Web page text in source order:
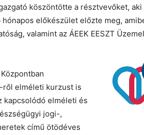
köszöntötte a résztvevőket,
előkészület előzte meg,
valamint az ÁEEK EESZT
ről elméleti kurzust is
kapcsolódó elméleti és
jogi-,
című ötödéves